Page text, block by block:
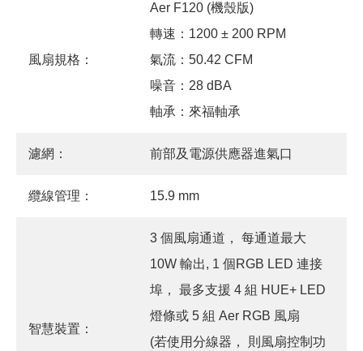
風扇規格：
Aer F120 (機殼版)
轉速：1200 ± 200 RPM
氣流：50.42 CFM
噪音：28 dBA
軸承：來福軸承
濾網： 前部及電源供應器進氣口
纜線管理： 15.9 mm
智慧裝置：
3 個風扇通道， 每通道最大
10W 輸出, 1 個RGB LED 連接
埠， 最多支援 4 組 HUE+ LED
燈條或 5 組 Aer RGB 風扇
(若使用分線器， 則風扇控制功